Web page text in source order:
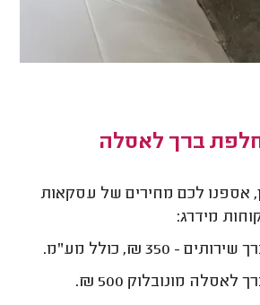
ברך לאסלה
אספנו לכם מחירים של עסקאות
מידרג:
- 350 ₪, כולל מע"מ.
מונובלוק 500 ₪.